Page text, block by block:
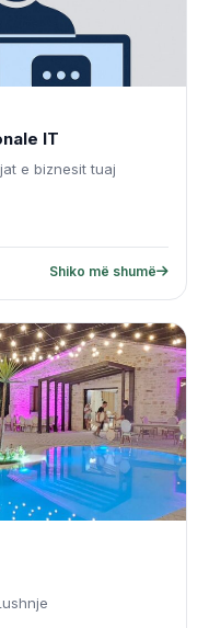
IT
e biznesit tuaj
Shiko më shumë